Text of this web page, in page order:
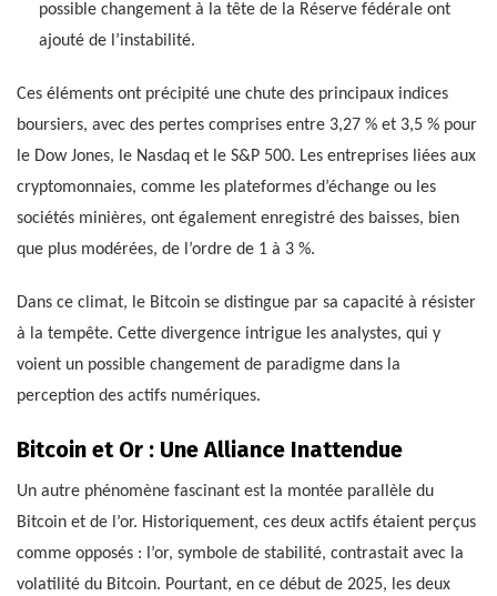
possible changement à la tête de la Réserve fédérale ont
ajouté de l’instabilité.
Ces éléments ont précipité une chute des principaux indices
boursiers, avec des pertes comprises entre 3,27 % et 3,5 % pour
le Dow Jones, le Nasdaq et le S&P 500. Les entreprises liées aux
cryptomonnaies, comme les plateformes d’échange ou les
sociétés minières, ont également enregistré des baisses, bien
que plus modérées, de l’ordre de 1 à 3 %.
Dans ce climat, le Bitcoin se distingue par sa capacité à résister
à la tempête. Cette divergence intrigue les analystes, qui y
voient un possible changement de paradigme dans la
perception des actifs numériques.
Bitcoin et Or : Une Alliance Inattendue
Un autre phénomène fascinant est la montée parallèle du
Bitcoin et de l’or. Historiquement, ces deux actifs étaient perçus
comme opposés : l’or, symbole de stabilité, contrastait avec la
volatilité du Bitcoin. Pourtant, en ce début de 2025, les deux